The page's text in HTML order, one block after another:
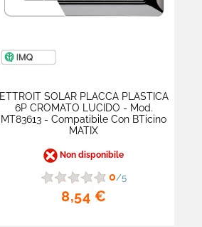
ETTROIT SOLAR PLACCA PLASTICA
6P CROMATO LUCIDO - Mod.
MT83613 - Compatibile Con BTicino
MATIX
Non disponibile
0/5
8,54 €